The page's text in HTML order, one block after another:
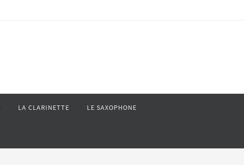
LA CLARINETTE LE SAXOPHONE